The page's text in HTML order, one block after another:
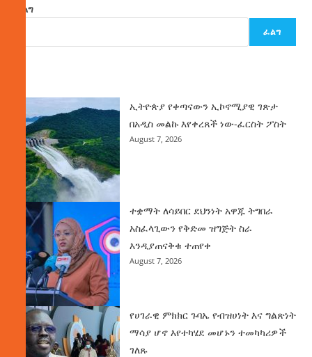
ፈልግ
ፈልግ
ኢትዮጵያ የቀጣናውን ኢኮኖሚያዊ ገጽታ
በአዲስ መልኩ እየቀረጸች ነው-ፈርስት ፖስት
August 7, 2026
ተቋማት ለሳይበር ደህንነት አዋጁ ትግበራ
አስፈላጊውን የቅድመ ዝግጅት ስራ
እንዲያጠናቅቁ ተጠየቀ
August 7, 2026
የሀገራዊ ምክክር ጉባኤ የብዝሀነት እና ግልጽነት
ማሳያ ሆኖ እየተካሄደ መሆኑን ተመካካሪዎች
ገለጹ